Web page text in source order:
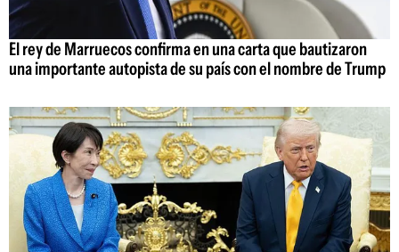
El rey de Marruecos confirma en una carta que bautizaron
una importante autopista de su país con el nombre de Trump